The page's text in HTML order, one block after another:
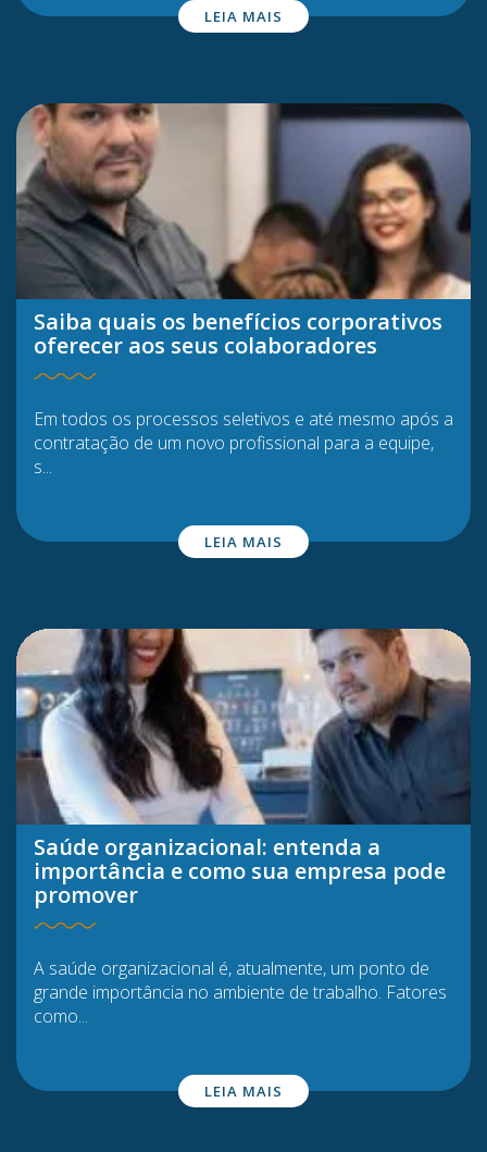
LEIA MAIS
Saiba quais os benefícios corporativos
oferecer aos seus colaboradores
Em todos os processos seletivos e até mesmo após a
contratação de um novo profissional para a equipe,
s...
LEIA MAIS
Saúde organizacional: entenda a
importância e como sua empresa pode
promover
A saúde organizacional é, atualmente, um ponto de
grande importância no ambiente de trabalho. Fatores
como...
LEIA MAIS